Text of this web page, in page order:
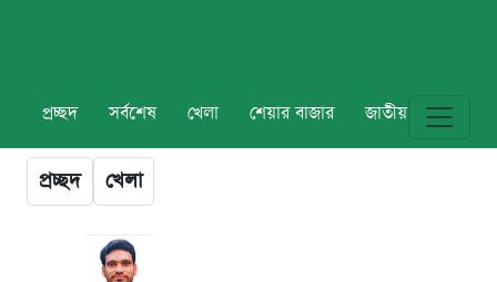
প্রচ্ছদ সর্বশেষ খেলা শেয়ার বাজার জাতীয় বিশ্ব
প্রচ্ছদ খেলা